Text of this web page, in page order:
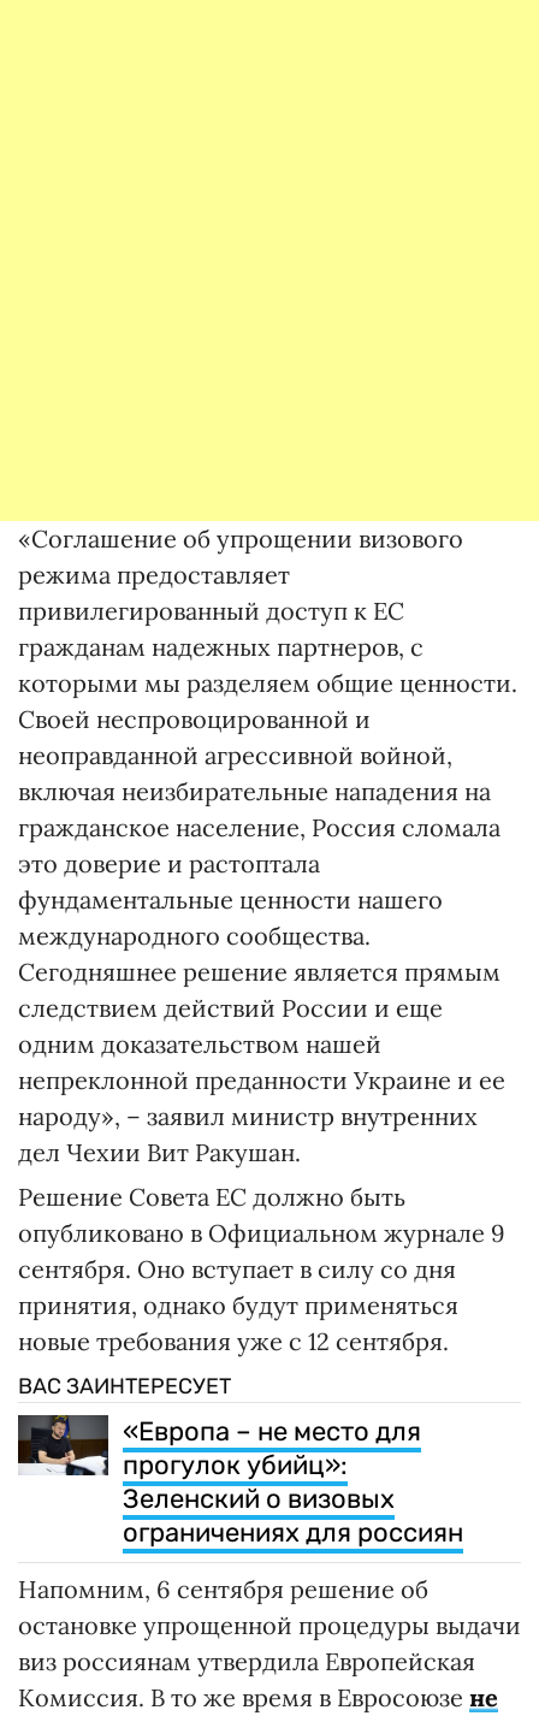
«Соглашение об упрощении визового
режима предоставляет
привилегированный доступ к ЕС
гражданам надежных партнеров, с
которыми мы разделяем общие ценности.
Своей неспровоцированной и
неоправданной агрессивной войной,
включая неизбирательные нападения на
гражданское население, Россия сломала
это доверие и растоптала
фундаментальные ценности нашего
международного сообщества.
Сегодняшнее решение является прямым
следствием действий России и еще
одним доказательством нашей
непреклонной преданности Украине и ее
народу», – заявил министр внутренних
дел Чехии Вит Ракушан.
Решение Совета ЕС должно быть
опубликовано в Официальном журнале 9
сентября. Оно вступает в силу со дня
принятия, однако будут применяться
новые требования уже с 12 сентября.
ВАС ЗАИНТЕРЕСУЕТ
«Европа – не место для
прогулок убийц»:
Зеленский о визовых
ограничениях для россиян
Напомним, 6 сентября решение об
остановке упрощенной процедуры выдачи
виз россиянам утвердила Европейская
Комиссия. В то же время в Евросоюзе не